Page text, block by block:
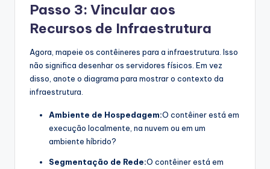
Passo 3: Vincular aos
Recursos de Infraestrutura
Agora, mapeie os contêineres para a infraestrutura. Isso
não significa desenhar os servidores físicos. Em vez
disso, anote o diagrama para mostrar o contexto da
infraestrutura.
Ambiente de Hospedagem:O contêiner está em
execução localmente, na nuvem ou em um
ambiente híbrido?
Segmentação de Rede:O contêiner está em